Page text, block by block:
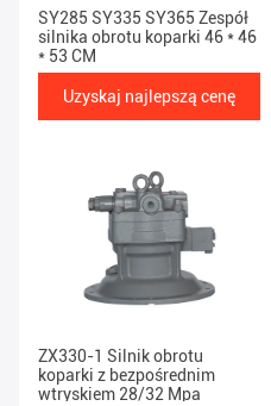
SY285 SY335 SY365 Zespół
silnika obrotu koparki 46 * 46
* 53 CM
Uzyskaj najlepszą cenę
ZX330-1 Silnik obrotu
koparki z bezpośrednim
wtryskiem 28/32 Mpa